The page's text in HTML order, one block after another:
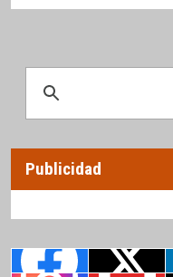
Publicidad